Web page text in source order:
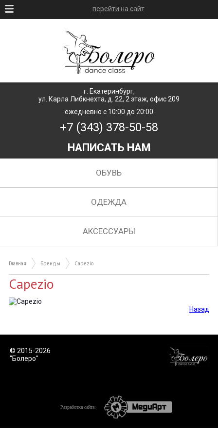
перейти на сайт
г. Екатеринбург,
ул. Карла Либкнехта, д. 22, 2 этаж, офис 209
ежедневно с 10:00 до 20:00
+7 (343) 378-50-58
НАПИСАТЬ НАМ
ОБУВЬ
ОДЕЖДА
АКСЕССУАРЫ
Главная Бренды Capezio
Capezio
Назад
© 2015-2026
"Болеро"
Разработка сайта: